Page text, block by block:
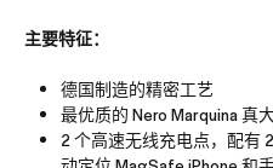
主要特征：
德国制造的精密工艺
最优质的 Nero Marquina 真
2 个高速无线充电点，配有